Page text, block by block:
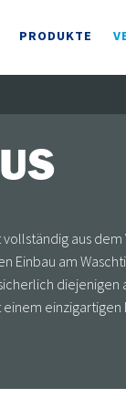
PRODUKTE
aus
Einbau am